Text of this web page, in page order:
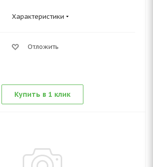
Характеристики
Отложить
Купить в 1 клик